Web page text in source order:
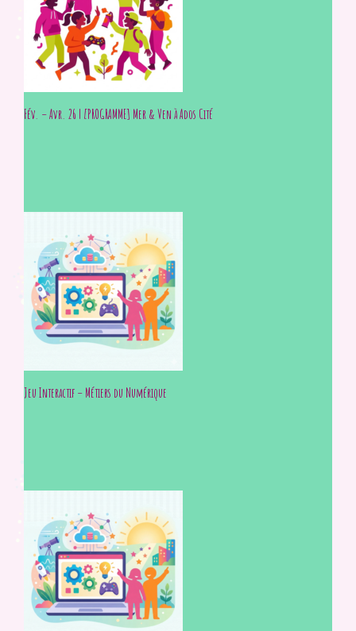
Fév. – Avr. 26 | [PROGRAMME] Mer & Ven à Ados Cité
Jeu Interactif – Métiers du Numérique